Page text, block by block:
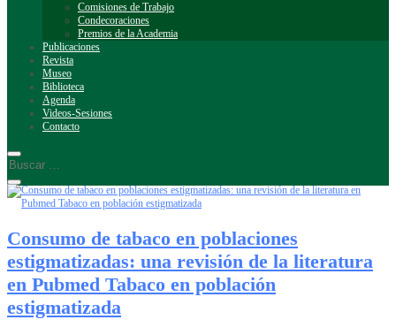
Comisiones de Trabajo
Condecoraciones
Premios de la Academia
Publicaciones
Revista
Museo
Biblioteca
Agenda
Videos-Sesiones
Contacto
Consumo de tabaco en poblaciones
estigmatizadas: una revisión de la literatura
en Pubmed Tabaco en población
estigmatizada